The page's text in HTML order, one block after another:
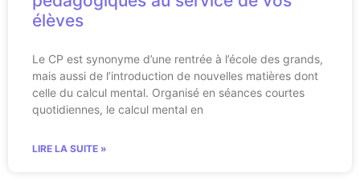
élèves
Le CP est synonyme d’une rentrée à l’école des grands,
mais aussi de l’introduction de nouvelles matières dont
celle du calcul mental. Organisé en séances courtes
quotidiennes, le calcul mental en
LIRE LA SUITE »